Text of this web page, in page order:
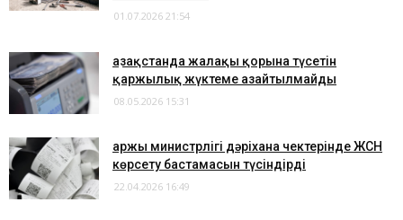
01.07.2026 21:54
Қазақстанда жалақы қорына түсетін
қаржылық жүктеме азайтылмайды
08.05.2026 15:31
Қаржы министрлігі дәріхана чектерінде ЖСН
көрсету бастамасын түсіндірді
22.04.2026 16:49